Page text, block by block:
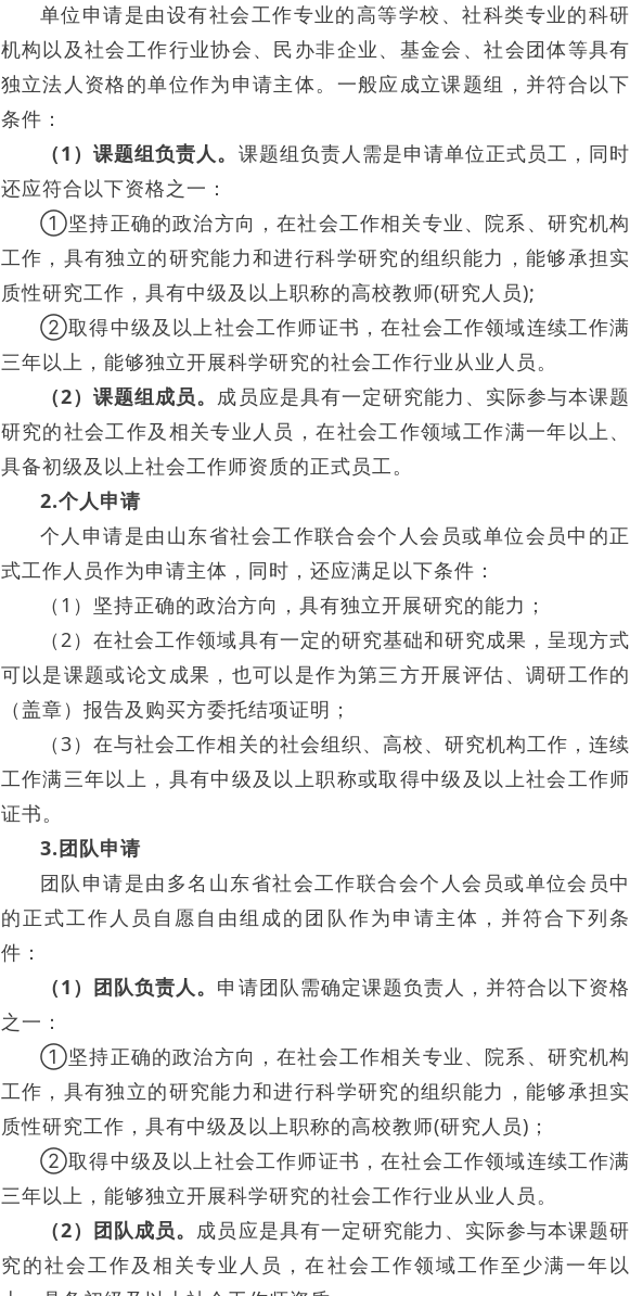
单位申请是由设有社会工作专业的高等学校、社科类专业的科研
机构以及社会工作行业协会、民办非企业、基金会、社会团体等具有
独立法人资格的单位作为申请主体。一般应成立课题组，并符合以下
条件：
（1）课题组负责人。 课题组负责人需是申请单位正式员工，同时
还应符合以下资格之一：
①坚持正确的政治方向，在社会工作相关专业、院系、研究机构
工作，具有独立的研究能力和进行科学研究的组织能力，能够承担实
质性研究工作，具有中级及以上职称的高校教师(研究人员);
②取得中级及以上社会工作师证书，在社会工作领域连续工作满
三年以上，能够独立开展科学研究的社会工作行业从业人员。
（2）课题组成员。 成员应是具有一定研究能力、实际参与本课题
研究的社会工作及相关专业人员，在社会工作领域工作满一年以上、
具备初级及以上社会工作师资质的正式员工。
2.个人申请
个人申请是由山东省社会工作联合会个人会员或单位会员中的正
式工作人员作为申请主体，同时，还应满足以下条件：
（1）坚持正确的政治方向，具有独立开展研究的能力；
（2）在社会工作领域具有一定的研究基础和研究成果，呈现方式
可以是课题或论文成果，也可以是作为第三方开展评估、调研工作的
（盖章）报告及购买方委托结项证明；
（3）在与社会工作相关的社会组织、高校、研究机构工作，连续
工作满三年以上，具有中级及以上职称或取得中级及以上社会工作师
证书。
3.团队申请
团队申请是由多名山东省社会工作联合会个人会员或单位会员中
的正式工作人员自愿自由组成的团队作为申请主体，并符合下列条
件：
（1）团队负责人。 申请团队需确定课题负责人，并符合以下资格
之一：
①坚持正确的政治方向，在社会工作相关专业、院系、研究机构
工作，具有独立的研究能力和进行科学研究的组织能力，能够承担实
质性研究工作，具有中级及以上职称的高校教师(研究人员)；
②取得中级及以上社会工作师证书，在社会工作领域连续工作满
三年以上，能够独立开展科学研究的社会工作行业从业人员。
（2）团队成员。 成员应是具有一定研究能力、实际参与本课题研
究的社会工作及相关专业人员，在社会工作领域工作至少满一年以